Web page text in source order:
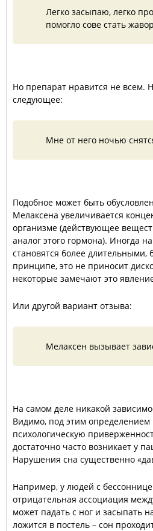
Легко засыпаю, легко
помогло сове стать
Но препарат нравится не всем.
следующее:
Мне от него ночью
Подобное может быть
Мелаксена увеличивается
организме (действующее
аналог этого гормона). Иногда
становятся более
принципе, это не приносит
некоторые замечают это
Или другой вариант отзыва:
Мелаксен вызывает
На самом деле никакой
Видимо, под этим
психологическую
достаточно часто возникает у
Нарушения сна существенно
Например, у людей с
отрицательная ассоциация
может падать с ног и засыпать
ложится в постель – сон